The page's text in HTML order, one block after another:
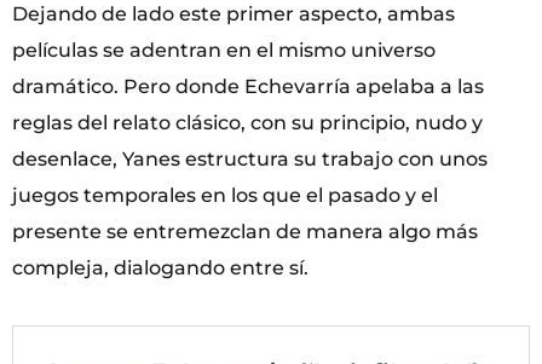
Dejando de lado este primer aspecto, ambas
películas se adentran en el mismo universo
dramático. Pero donde Echevarría apelaba a las
reglas del relato clásico, con su principio, nudo y
desenlace, Yanes estructura su trabajo con unos
juegos temporales en los que el pasado y el
presente se entremezclan de manera algo más
compleja, dialogando entre sí.